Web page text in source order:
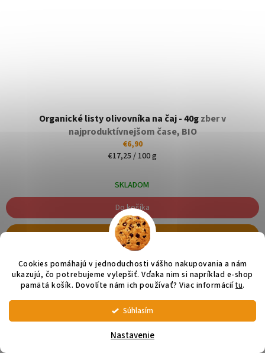
Cookies pomáhajú v jednoduchosti vášho nakupovania a nám
ukazujú, čo potrebujeme vylepšiť. Vďaka nim si napríklad e-shop
pamätá košík. Dovolíte nám ich používať? Viac informáciítu.
Súhlasím
Nastavenie
💚 Chceme, aby vám olivový olej dorazil v tej najlepšej kvalite. Keďže sa
zvoliť výdajné miesto alebo doručenie na adresu. ĎAKUJEME
Organické listy olivovníka na čaj - 40gzber v
najproduktívnejšom čase, BIO
€6,90
Jednotková
€17,25 / 100 g
SKLADOM
Do košíka
Detail